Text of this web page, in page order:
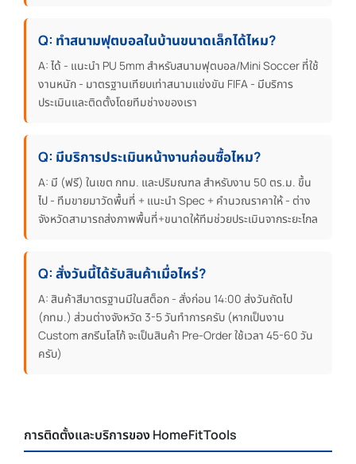
Q: ทำสนามฟุตบอลในบ้านขนาดเล็กได้ไหม?
A: ได้ - แนะนำ PU 5mm สำหรับสนามฟุตบอล/Mini Soccer ที่ใช้
งานหนัก - มาตรฐานเทียบเท่าสนามแข่งขัน FIFA - มีบริการ
ประเมินและติดตั้งโดยทีมช่างของเรา
Q: มีบริการประเมินหน้างานก่อนซื้อไหม?
A: มี (ฟรี) ในเขต กทม. และปริมณฑล สำหรับงาน 50 ตร.ม. ขึ้น
ไป - ทีมขายมาวัดพื้นที่ + แนะนำ Spec + คำนวณราคาให้ - ต่าง
จังหวัดสามารถส่งภาพพื้นที่+ขนาดให้ทีมช่วยประเมินจากระยะไกล
Q: สั่งวันนี้ได้รับสินค้าเมื่อไหร่?
A: สินค้าสีมาตรฐานมีในสต็อก - สั่งก่อน 14:00 ส่งวันถัดไป
(กทม.) ส่วนต่างจังหวัด 3-5 วันทำการครับ (หากเป็นงาน
Custom สกรีนโลโก้ จะเป็นสินค้า Pre-Order ใช้เวลา 45-60 วัน
ครับ)
การติดตั้งและบริการของ HomeFitTools